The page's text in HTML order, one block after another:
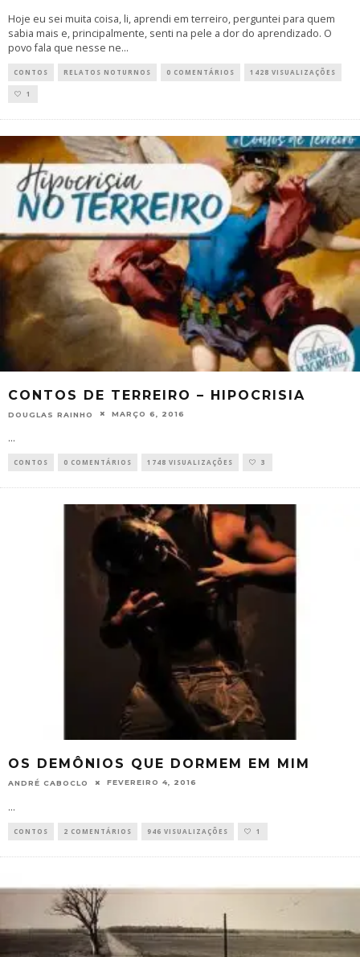
Hoje eu sei muita coisa, li, aprendi em terreiro, perguntei para quem
sabia mais e, principalmente, senti na pele a dor do aprendizado. O
povo fala que nesse ne...
CONTOS RELATOS NOTURNOS 0 COMENTÁRIOS 1428 VISUALIZAÇÕES
1
CONTOS DE TERREIRO – HIPOCRISIA
DOUGLAS RAINHO MARÇO 6, 2016
...
CONTOS 0 COMENTÁRIOS 1748 VISUALIZAÇÕES 3
OS DEMÔNIOS QUE DORMEM EM MIM
ANDRÉ CABOCLO FEVEREIRO 4, 2016
...
CONTOS 2 COMENTÁRIOS 946 VISUALIZAÇÕES 1